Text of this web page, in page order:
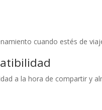
cuando estés de
a la hora de compartir y